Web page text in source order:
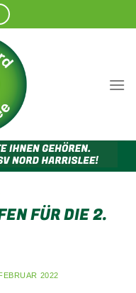
FÜR DIE 2.
2022